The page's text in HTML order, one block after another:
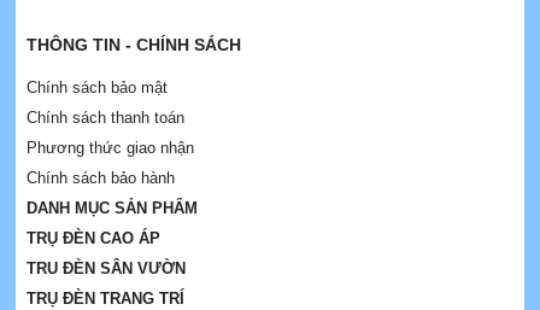
THÔNG TIN - CHÍNH SÁCH
Chính sách bảo mật
Chính sách thanh toán
Phương thức giao nhận
Chính sách bảo hành
DANH MỤC SẢN PHẨM
TRỤ ĐÈN CAO ÁP
TRU ĐÈN SÂN VƯỜN
TRỤ ĐÈN TRANG TRÍ